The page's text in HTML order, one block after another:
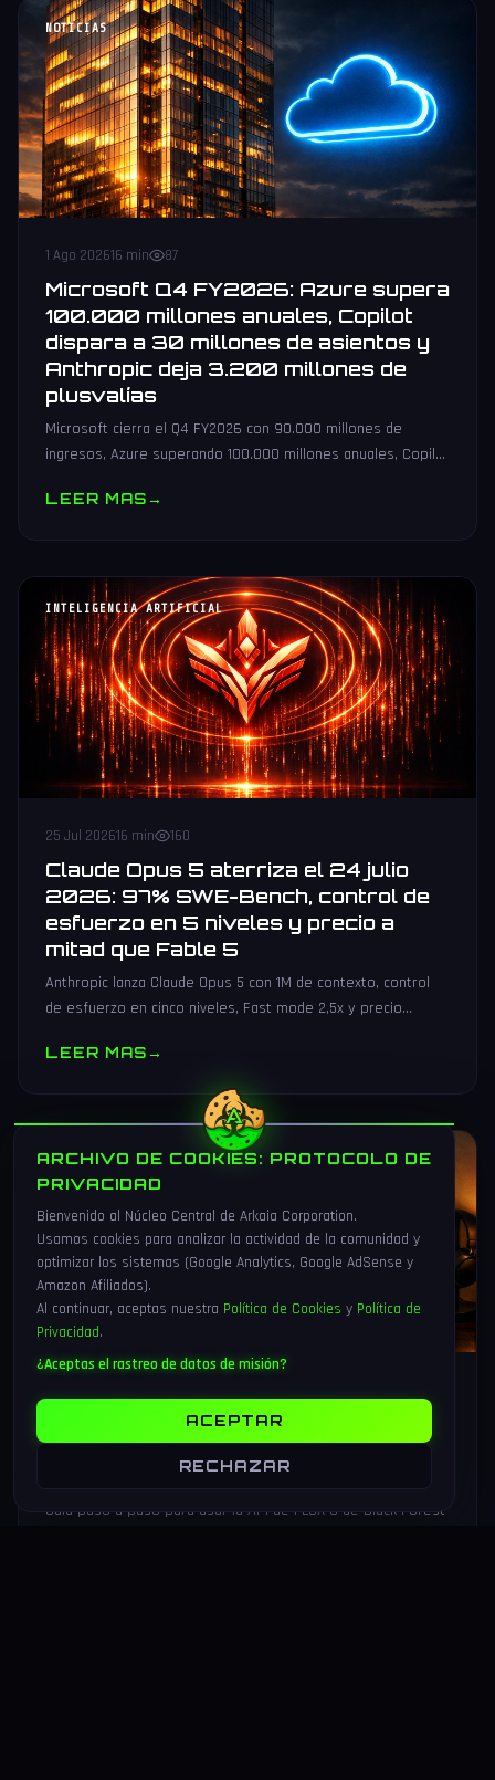
NOTICIAS
1 Ago 202616 min 87
Microsoft Q4 FY2026: Azure supera
100.000 millones anuales, Copilot
dispara a 30 millones de asientos y
Anthropic deja 3.200 millones de
plusvalías
Microsoft cierra el Q4 FY2026 con 90.000 millones de
ingresos, Azure superando 100.000 millones anuales, Copilot
Anthropic.
LEER MAS→
INTELIGENCIA ARTIFICIAL
25 Jul 202616 min 160
Claude Opus 5 aterriza el 24 julio
2026: 97% SWE-Bench, control de
esfuerzo en 5 niveles y precio a
mitad que Fable 5
Anthropic lanza Claude Opus 5 con 1M de contexto, control
de esfuerzo en cinco niveles, Fast mode 2,5x y precio
precios.
LEER MAS→
TUTORIALES
Tutorial FLUX 3 API: generar vídeo,
audio e imagen con Python paso a
paso (2026)
Guía paso a paso para usar la API de FLUX 3 de Black Forest
ARCHIVO DE COOKIES: PROTOCOLO DE
PRIVACIDAD
Bienvenido al Núcleo Central de Arkaia Corporation.
Usamos cookies para analizar la actividad de la comunidad y
optimizar los sistemas (Google Analytics, Google AdSense y
Amazon Afiliados).
Al continuar, aceptas nuestra Política de Cookies y Política de
Privacidad.
¿Aceptas el rastreo de datos de misión?
ACEPTAR
RECHAZAR